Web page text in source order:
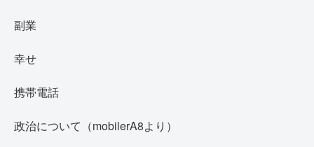
副業
幸せ
携帯電話
政治について（mobilerA8より）